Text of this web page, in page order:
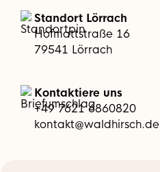
Standort Lörrach
Hofmattstraße 16
79541 Lörrach
Kontaktiere uns
+49 7621 6860820
kontakt@waldhirsch.de